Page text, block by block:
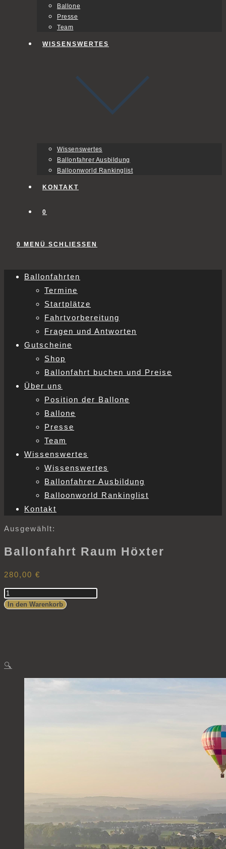
Ballone
Presse
Team
WISSENSWERTES
Wissenswertes
Ballonfahrer Ausbildung
Balloonworld Rankinglist
KONTAKT
0
0 MENÜ SCHLIESSEN
Ballonfahrten
Termine
Startplätze
Fahrtvorbereitung
Fragen und Antworten
Gutscheine
Shop
Ballonfahrt buchen und Preise
Über uns
Position der Ballone
Ballone
Presse
Team
Wissenswertes
Wissenswertes
Ballonfahrer Ausbildung
Balloonworld Rankinglist
Kontakt
Ausgewählt:
Ballonfahrt Raum Höxter
280,00 €
Ballonfahrt
Raum
In den Warenkorb
🔍